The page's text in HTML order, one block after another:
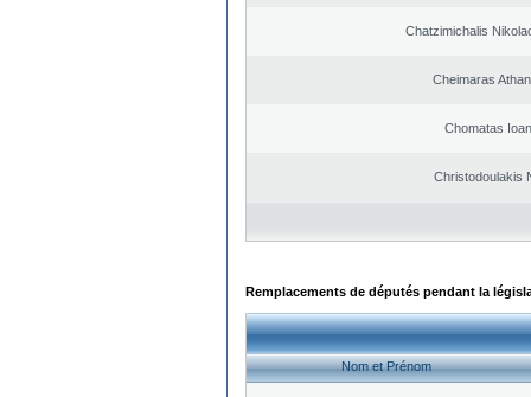
Chatzimichalis
Cheimaras
Chomatas
Christodoulakis
Remplacements de députés pendant la
Nom et Prénom